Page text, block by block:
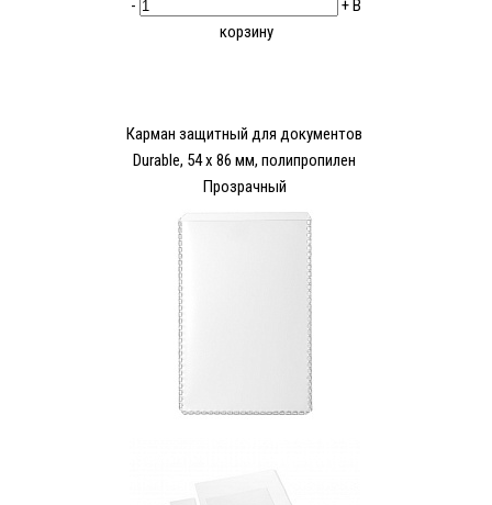
- + В
корзину
Карман защитный для документов
Durable, 54 x 86 мм, полипропилен
Прозрачный